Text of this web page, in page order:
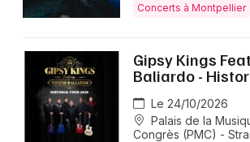
authentique mêlant traditionConcerts à Montpellier
Gipsy Kings
Baliardo -
Le 24/10/2026
Palais de la
Congrès (PMC) -